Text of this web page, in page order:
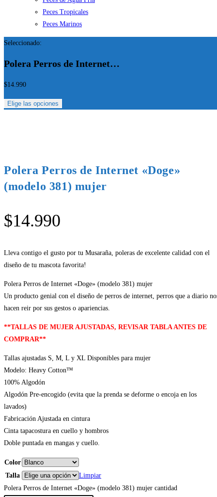
Peces Tropicales
Peces Marinos
Seleccionado:
Polera Perros de Internet…
$14.990
Elige las opciones
Polera Perros de Internet «Doge»
(modelo 381) mujer
$14.990
Lleva contigo el gusto por tu Musaraña, poleras de excelente calidad con el
diseño de tu mascota favorita!
Polera Perros de Internet «Doge» (modelo 381) mujer
Un producto genial con el diseño de perros de internet, perros que a diario
hacen reir por sus gestos o apariencias.
**TALLAS DE MUJER AJUSTADAS, REVISAR TABLA ANTES DE
COMPRAR**
Tallas ajustadas S, M, L y XL Disponibles para mujer
Modelo: Heavy Cotton™
100% Algodón
Algodón Pre-encogido (evita que la prenda se deforme o encoja en los
lavados)
Fabricación Ajustada en cintura
Cinta tapacostura en cuello y hombros
Doble puntada en mangas y cuello.
Color
Talla
Limpiar
Polera Perros de Internet «Doge» (modelo 381) mujer cantidad